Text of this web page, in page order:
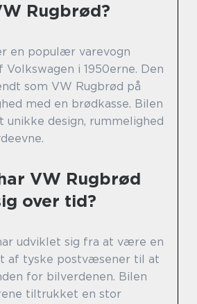
Rugbrød?
en populær varevogn
i 1950erne. Den
som VW Rugbrød på
med en brødkasse. Bilen
unikke design, rummelighed
VW Rugbrød
over tid?
udviklet sig fra at være en
af tyske postvæsener til at
for bilverdenen. Bilen
tiltrukket en stor